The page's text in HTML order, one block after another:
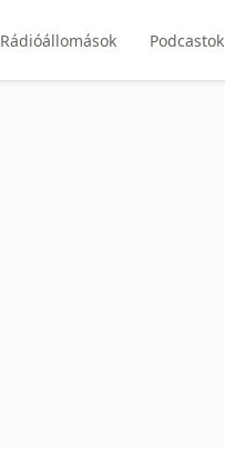
Rádióállomások Podcastok